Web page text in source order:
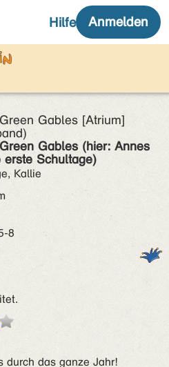
Gables [Atrium]
Gables (hier: Annes
erste Schultage)
Kallie
8
durch das ganze Jahr!